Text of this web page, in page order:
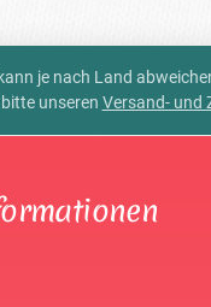
je nach Land
unseren Versand- und